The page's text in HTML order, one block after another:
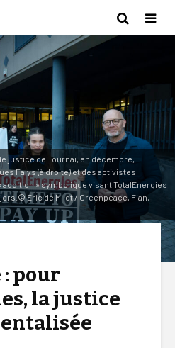
justice de Tournai, en décembre,
Falys (à droite) et des activistes
addition » symbolique visant TotalEnergies
Eric de Mildt / Greenpeace, Fian,
: pour
la justice